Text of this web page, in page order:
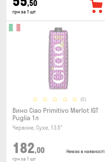
,50
грн за 1 шт
(0)
Вино Ciao Primitivo Merlot IGT
Puglia 1л
Червоне, Сухе, 13.5°
182,00
грн за 1 шт
Немає в наявності